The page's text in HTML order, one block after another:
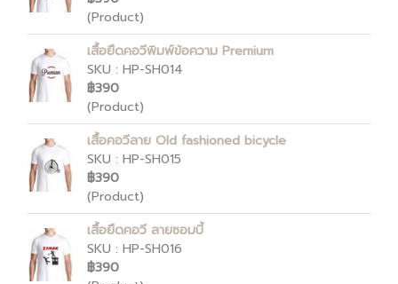
(Product)
เสื้อยืดคอวีพิมพ์ข้อความ Premium
SKU : HP-SH014
฿390
(Product)
เสื้อคอวีลาย Old fashioned bicycle
SKU : HP-SH015
฿390
(Product)
เสื้อยืดคอวี ลายซอมบี้
SKU : HP-SH016
฿390